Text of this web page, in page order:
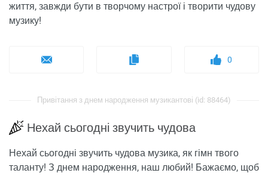
життя, завжди бути в творчому настрої і творити чудову
музику!
0
Привітання з днем ​​народження музикантові (id: 88464)
Нехай сьогодні звучить чудова
Нехай сьогодні звучить чудова музика, як гімн твого
таланту! З днем ​​народження, наш любий! Бажаємо, щоб